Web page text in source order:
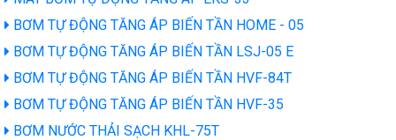
BƠM TỰ ĐỘNG TĂNG ÁP BIẾN TẦN HOME - 05
BƠM TỰ ĐỘNG TĂNG ÁP BIẾN TẦN LSJ-05 E
BƠM TỰ ĐỘNG TĂNG ÁP BIẾN TẦN HVF-84T
BƠM TỰ ĐỘNG TĂNG ÁP BIẾN TẦN HVF-35
BƠM NƯỚC THẢI SẠCH KHL-75T